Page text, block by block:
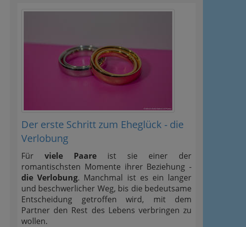
Der erste Schritt zum Eheglück - die
Verlobung
Für viele Paare ist sie einer der
romantischsten Momente ihrer Beziehung -
die Verlobung. Manchmal ist es ein langer
und beschwerlicher Weg, bis die bedeutsame
Entscheidung getroffen wird, mit dem
Partner den Rest des Lebens verbringen zu
wollen.